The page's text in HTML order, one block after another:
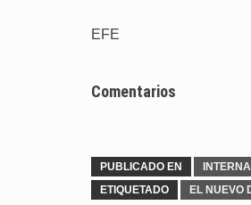
EFE
Comentarios
PUBLICADO EN
ETIQUETADO
EL NUEVO